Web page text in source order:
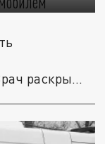
раскрыл